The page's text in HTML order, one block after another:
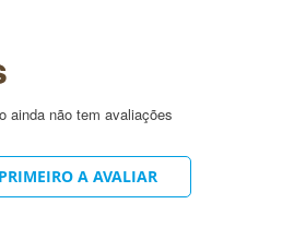
de vidro, tampa plástica
não contém fragrância
ainda não tem avaliações
A AVALIAR